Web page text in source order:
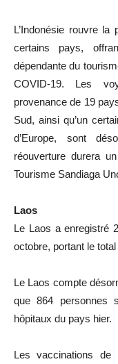
L’Indonésie rouvre
certains pays,
dépendante du
COVID-19. Les
provenance de 19
Sud, ainsi qu’un
d’Europe, sont
réouverture durera
Tourisme Sandiaga
Laos
Le Laos a enregistré
octobre, portant le
Le Laos compte
que 864 personnes
hôpitaux du pays hier.
Les vaccinations de